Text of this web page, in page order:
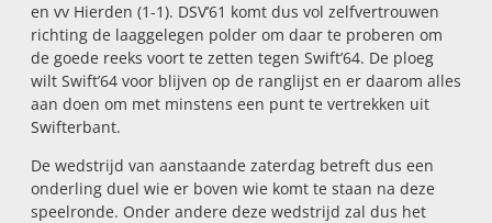
en vv Hierden (1-1). DSV’61 komt dus vol zelfvertrouwen
richting de laaggelegen polder om daar te proberen om
de goede reeks voort te zetten tegen Swift’64. De ploeg
wilt Swift’64 voor blijven op de ranglijst en er daarom alles
aan doen om met minstens een punt te vertrekken uit
Swifterbant.
De wedstrijd van aanstaande zaterdag betreft dus een
onderling duel wie er boven wie komt te staan na deze
speelronde. Onder andere deze wedstrijd zal dus het